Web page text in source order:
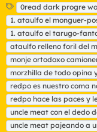
E
t
i
q
u
e
t
a
s
0read dark progre
1. ataulfo el monguer-
1. ataulfo el tarugo-
ataulfo relleno foril del
monje ortodoxo
morzhilla de todo opina
redpo es nuestro coma
redpo hace las paces y
uncle meat con el dedo
uncle meat pajeando a